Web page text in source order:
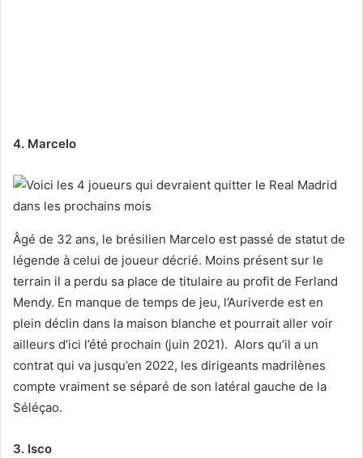
4. Marcelo
Âgé de 32 ans, le brésilien Marcelo est passé de statut de
légende à celui de joueur décrié. Moins présent sur le
terrain il a perdu sa place de titulaire au profit de Ferland
Mendy. En manque de temps de jeu, l’Auriverde est en
plein déclin dans la maison blanche et pourrait aller voir
ailleurs d’ici l’été prochain (juin 2021). Alors qu’il a un
contrat qui va jusqu’en 2022, les dirigeants madrilènes
compte vraiment se séparé de son latéral gauche de la
Séléçao.
3. Isco